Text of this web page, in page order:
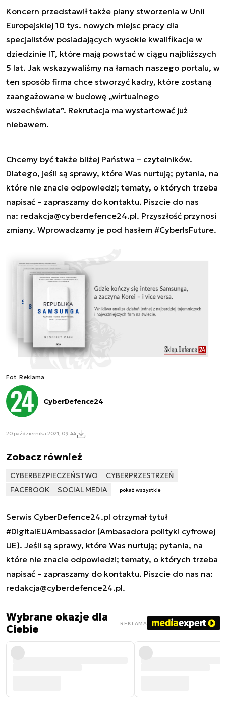
Koncern przedstawił także plany stworzenia w Unii
Europejskiej 10 tys. nowych miejsc pracy dla
specjalistów posiadających wysokie kwalifikacje w
dziedzinie IT, które mają powstać w ciągu najbliższych
5 lat. Jak wskazywaliśmy na łamach naszego portalu, w
ten sposób firma chce stworzyć kadry, które zostaną
zaangażowane w budowę „wirtualnego
wszechświata”. Rekrutacja ma wystartować już
niebawem.
Chcemy być także bliżej Państwa – czytelników.
Dlatego, jeśli są sprawy, które Was nurtują; pytania, na
które nie znacie odpowiedzi; tematy, o których trzeba
napisać – zapraszamy do kontaktu. Piszcie do nas
na: redakcja@cyberdefence24.pl. Przyszłość przynosi
zmiany. Wprowadzamy je pod hasłem #CyberIsFuture.
Fot. Reklama
CyberDefence24
20 października 2021, 09:44
Zobacz również
CYBERBEZPIECZEŃSTWO
CYBERPRZESTRZEŃ
FACEBOOK
SOCIAL MEDIA pokaż wszystkie
Serwis CyberDefence24.pl otrzymał tytuł
#DigitalEUAmbassador (Ambasadora polityki cyfrowej
UE). Jeśli są sprawy, które Was nurtują; pytania, na
które nie znacie odpowiedzi; tematy, o których trzeba
napisać – zapraszamy do kontaktu. Piszcie do nas na:
redakcja@cyberdefence24.pl.
Wybrane okazje dla
Ciebie
REKLAMA